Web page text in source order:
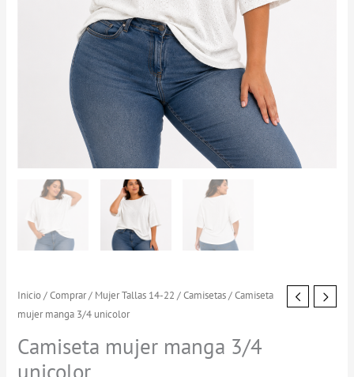
Inicio/Comprar/ Mujer Tallas 14-22 /Camisetas/ Camiseta
mujer manga 3/4 unicolor
Camiseta mujer manga 3/4
Camiseta
mujer
manga
3/4